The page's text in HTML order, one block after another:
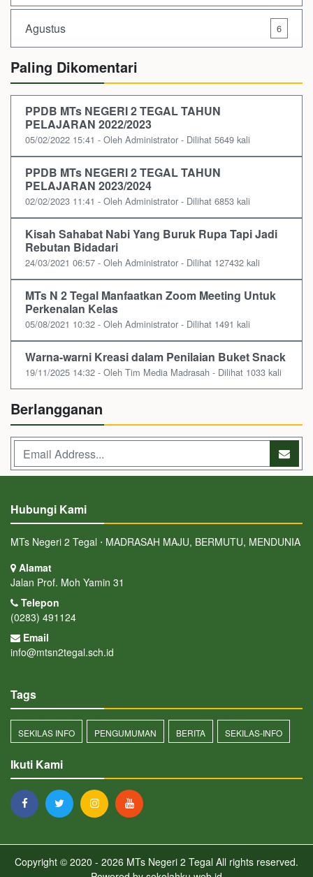
Agustus 6
Paling Dikomentari
PPDB MTs NEGERI 2 TEGAL TAHUN
PELAJARAN 2022/2023
05/02/2022 15:41 - Oleh Administrator - Dilihat 5649 kali
PPDB MTs NEGERI 2 TEGAL TAHUN
PELAJARAN 2023/2024
02/02/2023 11:41 - Oleh Administrator - Dilihat 6853 kali
Kisah Sahabat Nabi Yang Buruk Rupa Tapi Jadi
Rebutan Bidadari
24/03/2021 06:57 - Oleh Administrator - Dilihat 127432 kali
MTs N 2 Tegal Manfaatkan Zoom Meeting Untuk
Perkenalan Kelas
05/08/2021 10:32 - Oleh Administrator - Dilihat 1491 kali
Warna-warni Kreasi dalam Penilaian Buket Snack
19/11/2025 14:32 - Oleh Tim Media Madrasah - Dilihat 1033 kali
Berlangganan
Hubungi Kami
MTs Negeri 2 Tegal ⋅ MADRASAH MAJU, BERMUTU, MENDUNIA
Alamat
Jalan Prof. Moh Yamin 31
Telepon
(0283) 491124
Email
info@mtsn2tegal.sch.id
Tags
SEKILAS INFO PENGUMUMAN BERITA SEKILAS-INFO
Ikuti Kami
Copyright © 2020 - 2026 MTs Negeri 2 Tegal All rights reserved.